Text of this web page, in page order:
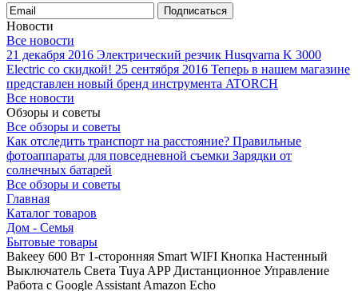
Подписаться
Новости
Все новости
21 декабря 2016 Электрический резчик Husqvarna K 3000
Electric со скидкой! 25 сентября 2016 Теперь в нашем магазине
представлен новый бренд инструмента ATORCH
Все новости
Обзоры и советы
Все обзоры и советы
Как отследить транспорт на расстояние? Правильные
фотоаппараты для повседневной съемки Зарядки от
солнечных батарей
Все обзоры и советы
Главная
Каталог товаров
Дом - Семья
Бытовые товары
Bakeey 600 Вт 1-сторонняя Smart WIFI Кнопка Настенный
Выключатель Света Tuya APP Дистанционное Управление
Работа с Google Assistant Amazon Echo